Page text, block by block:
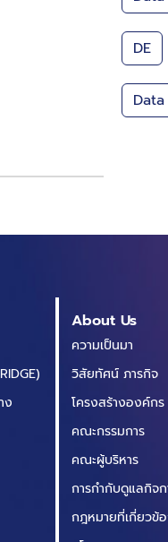
DE
ง
About Us
ความเป็นมา
วิสัยทัศน์ ภารกิจ
โครงสร้างองค์กร
คณะกรรมการ
คณะผู้บริหาร
การกำกับดูแลกิจ
กฎหมายที่เกี่ยวข้